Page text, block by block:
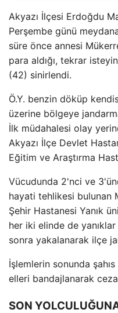
Akyazı İlçesi Erdoğdu
Perşembe günü
süre önce annesi
para aldığı, tekrar
(42) sinirlendi.
Ö.Y. benzin döküp
üzerine bölgeye
İlk müdahalesi olay
Akyazı İlçe Devlet
Eğitim ve Araştırma
Vücudunda 2'nci ve
hayati tehlikesi bulunan
Şehir Hastanesi Yanık
her iki elinde de
sonra yakalanarak ilçe
İşlemlerin sonunda
elleri bandajlanarak
SON